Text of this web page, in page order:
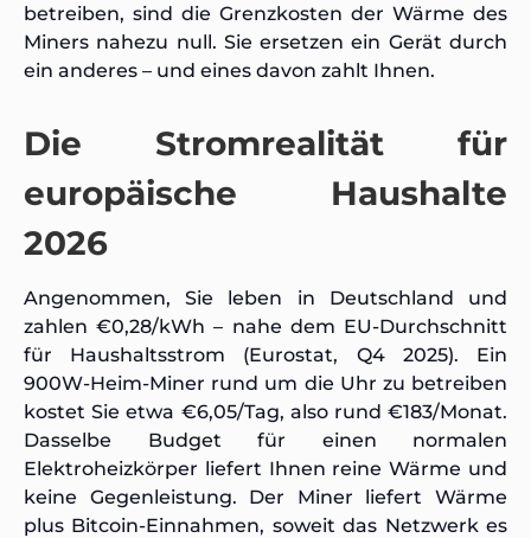
betreiben, sind die Grenzkosten der Wärme des
Miners nahezu null. Sie ersetzen ein Gerät durch
ein anderes – und eines davon zahlt Ihnen.
Die Stromrealität für
europäische Haushalte
2026
Angenommen, Sie leben in Deutschland und
zahlen €0,28/kWh – nahe dem EU-Durchschnitt
für Haushaltsstrom (Eurostat, Q4 2025). Ein
900W-Heim-Miner rund um die Uhr zu betreiben
kostet Sie etwa €6,05/Tag, also rund €183/Monat.
Dasselbe Budget für einen normalen
Elektroheizkörper liefert Ihnen reine Wärme und
keine Gegenleistung. Der Miner liefert Wärme
plus Bitcoin-Einnahmen, soweit das Netzwerk es